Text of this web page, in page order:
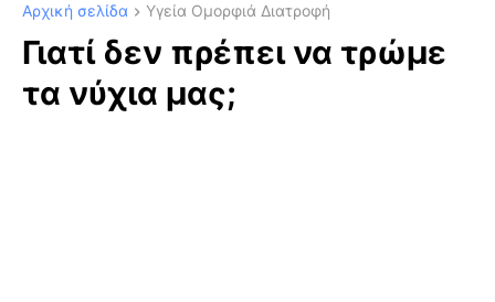
Αρχική σελίδα Υγεία Ομορφιά Διατροφή
Γιατί δεν πρέπει να τρώμε
τα νύχια μας;